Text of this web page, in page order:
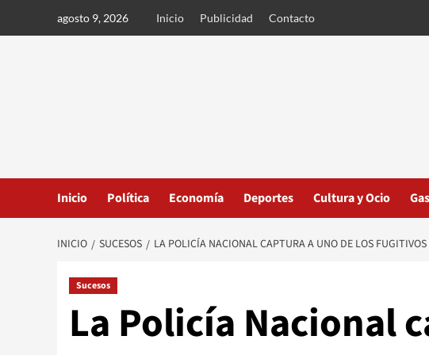
agosto 9, 2026 Inicio Publicidad Contacto
Inicio Política Economía Deportes Cultura y Ocio
INICIO SUCESOS LA POLICÍA NACIONAL CAPTURA A UNO DE LOS
Sucesos
La Policía Nacional